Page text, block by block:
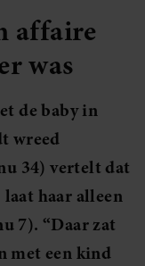
affaire
was
de baby in
wreed
34) vertelt dat
haar alleen
7). “Daar zat
met een kind